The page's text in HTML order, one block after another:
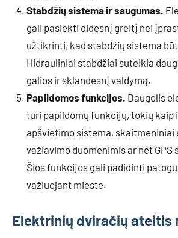
Stabdžių sistema ir saugumas.
gali pasiekti didesnį greitį nei
užtikrinti, kad stabdžių sistema
Hidrauliniai stabdžiai suteikia
galios ir sklandesnį valdymą.
Papildomos funkcijos. Daugelis
turi papildomų funkcijų, tokių kaip
apšvietimo sistema, skaitmeniniai
važiavimo duomenimis ar net GPS
Šios funkcijos gali padidinti
važiuojant mieste.
Elektrinių dviračių ateitis